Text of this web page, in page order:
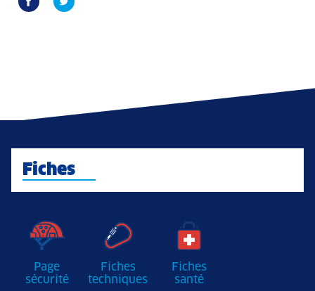
Fiches
Page
sécurité
Fiches
techniques
Fiches
santé